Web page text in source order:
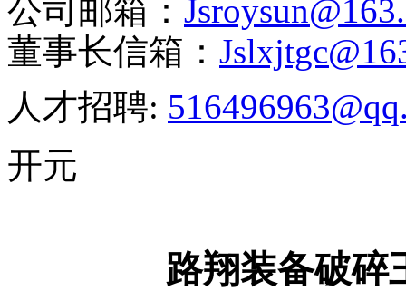
公司邮箱： J
董事长信箱： J
人才招聘: 516496963@qq
开元
路翔装备破碎